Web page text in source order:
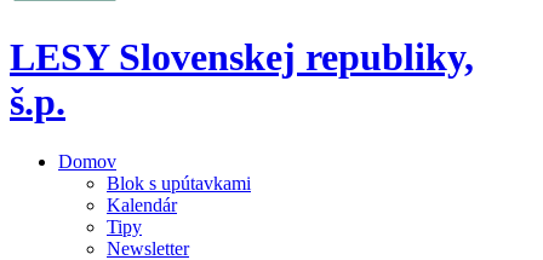
LESY Slovenskej republiky,
š.p.
Domov
Blok s upútavkami
Kalendár
Tipy
Newsletter